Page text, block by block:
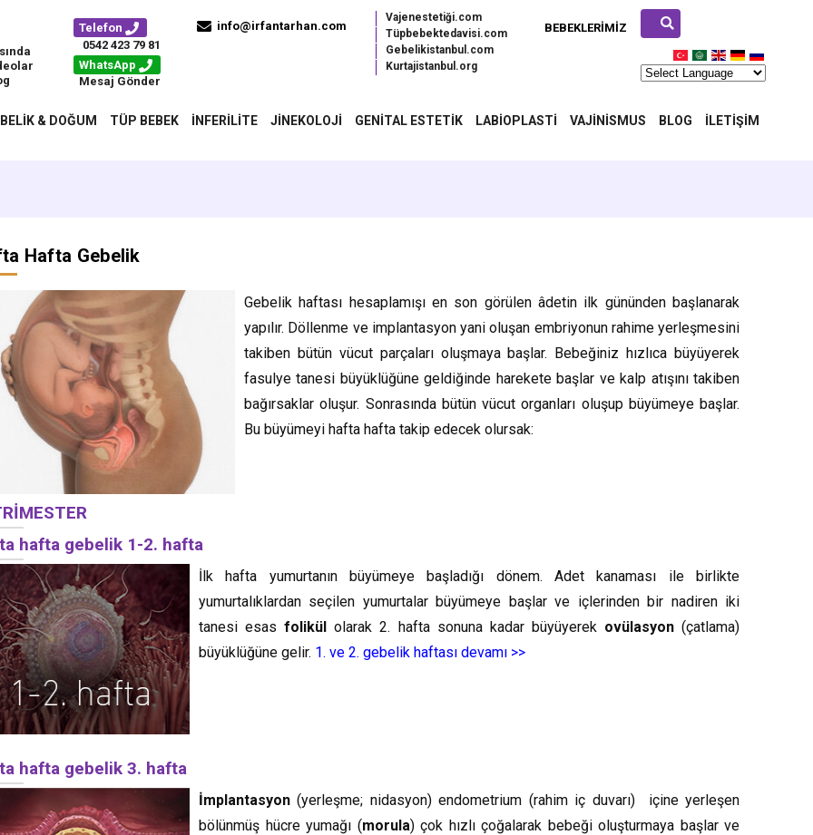
BEBEKLERIMIZ
Vajenestetiği.com
Tüpbebektedavisi.com
Gebelikistanbul.com
Kurtajistanbul.org
Telefon
0542 423 79 81
WhatsApp
Mesaj Gönder
info@irfantarhan.com
& DOĞUM TÜP BEBEK İNFERILITE JINEKOLOJI GENITAL ESTETIK LABIOPLASTI VAJINISMUS BLOG İLETIŞIM
Hafta Gebelik
Gebelik haftası hesaplamışı en son görülen âdetin ilk gününden başlanarak
yapılır. Döllenme ve implantasyon yani oluşan embriyonun rahime yerleşmesini
takiben bütün vücut parçaları oluşmaya başlar. Bebeğiniz hızlıca büyüyerek
fasulye tanesi büyüklüğüne geldiğinde harekete başlar ve kalp atışını takiben
bağırsaklar oluşur. Sonrasında bütün vücut organları oluşup büyümeye başlar.
Bu büyümeyi hafta hafta takip edecek olursak:
hafta gebelik 1-2. hafta
İlk hafta yumurtanın büyümeye başladığı dönem. Adet kanaması ile birlikte
yumurtalıklardan seçilen yumurtalar büyümeye başlar ve içlerinden bir nadiren iki
tanesi esasfolikül olarak 2. hafta sonuna kadar büyüyerek ovülasyon(çatlama)
büyüklüğüne gelir. 1. ve 2. gebelik haftası devamı >>
hafta gebelik 3. hafta
İmplantasyon (yerleşme; nidasyon) endometrium (rahim iç duvarı) içine yerleşen
bölünmüş hücre yumağı (morula) çok hızlı çoğalarak bebeği oluşturmaya başlar ve